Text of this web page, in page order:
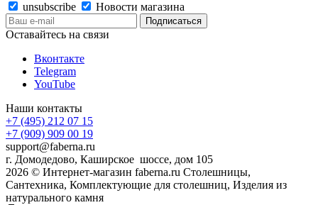
unsubscribe
Новости магазина
Оставайтесь на связи
Вконтакте
Telegram
YouTube
Наши контакты
+7 (495) 212 07 15
+7 (909) 909 00 19
support@faberna.ru
г. Домодедово, Каширское шоссе, дом 105
2026 © Интернет-магазин faberna.ru Столешницы,
Сантехника, Комплектующие для столешниц, Изделия из
натурального камня